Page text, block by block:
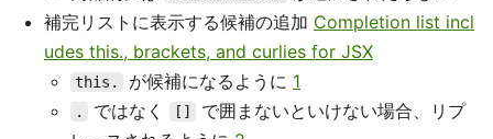
補完リストに表示する候補の追加 Completion list incl
udes this., brackets, and curlies for JSX
this. が候補になるように 1
. ではなく []
で囲まないといけない場合、リプ